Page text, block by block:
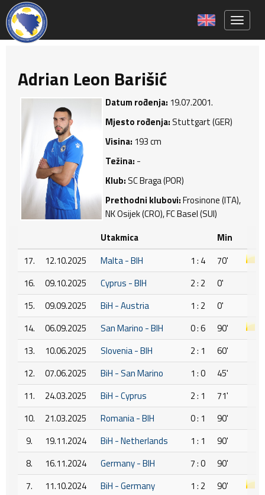
Adrian Leon Barišić
Datum rođenja: 19.07.2001.
Mjesto rođenja:Stuttgart (GER)
Visina: 193 cm
Težina: -
Klub:SC Braga (POR)
Prethodni klubovi:Frosinone (ITA),
NK Osijek (CRO), FC Basel (SUI)
Utakmica
Min
17.
12.10.2025 Malta - BIH 1 : 4
70'
16.
09.10.2025 Cyprus - BIH 2 : 2
0'
15.
09.09.2025 BiH - Austria 1 : 2
0'
14.
06.09.2025 San Marino - BIH 0 : 6
90'
13.
10.06.2025 Slovenia - BIH 2 : 1
60'
12.
07.06.2025 BiH - San Marino 1 : 0
45'
11.
24.03.2025 BiH - Cyprus 2 : 1
71'
10.
21.03.2025 Romania - BIH 0 : 1
90'
9.
19.11.2024 BiH - Netherlands 1 : 1
90'
8.
16.11.2024 Germany - BIH 7 : 0
90'
7.
11.10.2024 BiH - Germany 1 : 2
90'